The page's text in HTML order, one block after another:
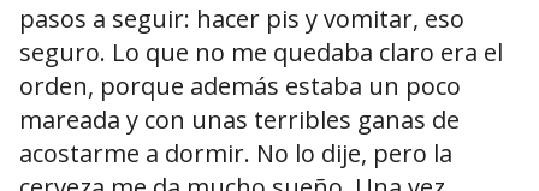
pasos a seguir: hacer pis y vomitar, eso
seguro. Lo que no me quedaba claro era el
orden, porque además estaba un poco
mareada y con unas terribles ganas de
acostarme a dormir. No lo dije, pero la